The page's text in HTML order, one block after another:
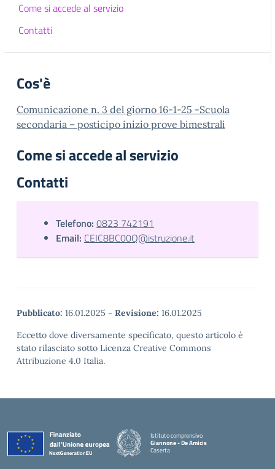
Come si accede al servizio
Contatti
Cos'è
Comunicazione n. 3 del giorno 16-1-25 -Scuola
secondaria – posticipo inizio prove bimestrali
Come si accede al servizio
Contatti
Telefono: 0823 742191
Email: CEIC8BC00Q@istruzione.it
Pubblicato: 16.01.2025 - Revisione: 16.01.2025
Eccetto dove diversamente specificato, questo articolo è
stato rilasciato sotto Licenza Creative Commons
Attribuzione 4.0 Italia.
Istituto comprensivo
Giannone - De Amicis
Caserta